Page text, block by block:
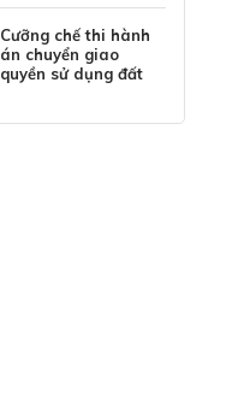
Cưỡng chế thi hành
án chuyển giao
quyền sử dụng đất